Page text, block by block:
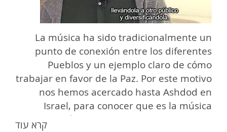
La música ha sido tradicionalmente un
punto de conexión entre los diferentes
Pueblos y un ejemplo claro de cómo
trabajar en favor de la Paz. Por este motivo
nos hemos acercado hasta Ashdod en
Israel, para conocer que es la música
Andalusí - A la carta - Television y radio,קרא עוד